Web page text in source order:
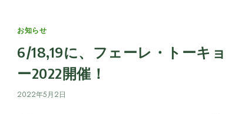
Categories
お知らせ
6/18,19に、フェーレ・トーキョ
ー2022開催！
2022年5月2日